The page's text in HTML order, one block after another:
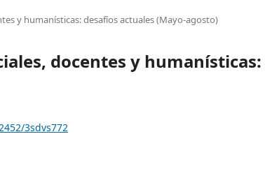
y humanísticas: desafíos actuales (Mayo-agosto)
docentes y humanísticas:
3sdvs772